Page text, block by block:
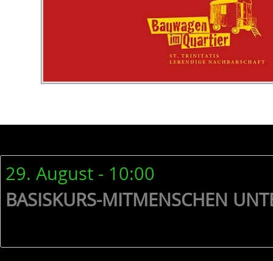
29. August - 10:00
BASISKURS-MITMENSCHEN